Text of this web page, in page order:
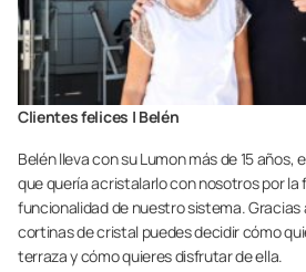
Clientes felices | Belén
Belén lleva con su Lumon más de 15 años,
que quería acristalarlo con nosotros por la
funcionalidad de nuestro sistema. Gracias
cortinas de cristal puedes decidir cómo
terraza y cómo quieres disfrutar de ella.